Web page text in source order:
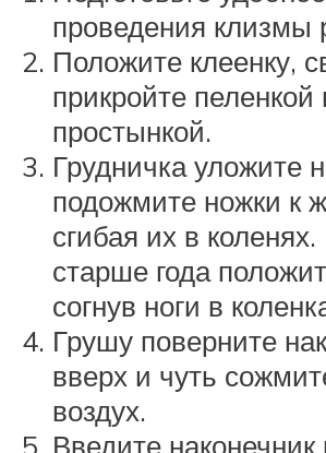
проведения клизмы
Положите клеенку,
прикройте пеленкой
простынкой.
Грудничка уложите
подожмите ножки к
сгибая их в
старше года
согнув ноги в
Грушу поверните
вверх и чуть
воздух.
Введите наконечник